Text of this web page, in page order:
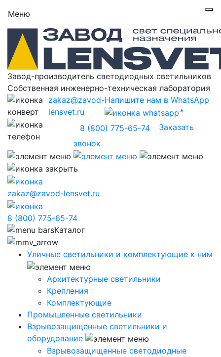
Меню
Завод-производитель светодиодных светильников
Собственная инженерно-техническая лаборатория
zakaz@zavod-
lensvet.ru
Напишите нам в WhatsApp
8 (800) 775-65-74
Заказать
звонок
zakaz@zavod-lensvet.ru
8 (800) 775-65-74
Каталог
Уличные светильники и комплектующие к ним
Архитектурные светильники
Крепления
Комплектующие
Промышленные светильники
Взрывозащищенные светильники и
оборудование
Взрывозащищенные светодиодные